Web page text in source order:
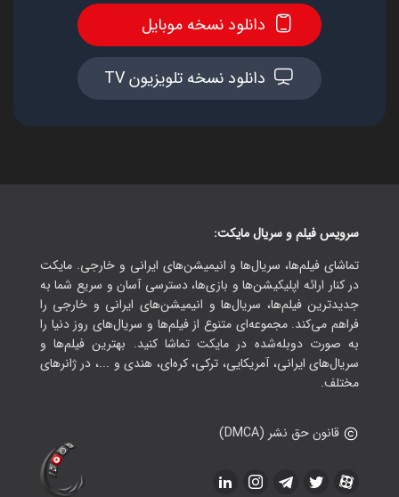
دانلود نسخه موبایل
دانلود نسخه تلویزیون TV
سرویس فیلم و سریال مایکت:
تماشای فیلم‌ها، سریال‌ها و انیمیشن‌های ایرانی و خارجی. مایکت
در کنار ارائه اپلیکیشن‌ها و بازی‌ها، دسترسی آسان و سریع شما به
جدیدترین فیلم‌ها، سریال‌ها و انیمیشن‌های ایرانی و خارجی را
فراهم می‌کند. مجموعه‌ای متنوع از فیلم‌ها و سریال‌های روز دنیا را
به صورت دوبله‌شده در مایکت تماشا کنید. بهترین فیلم‌ها و
سریال‌های ایرانی، آمریکایی، ترکی، کره‌ای، هندی و ...، در ژانرهای
مختلف.
قانون حق نشر (DMCA)